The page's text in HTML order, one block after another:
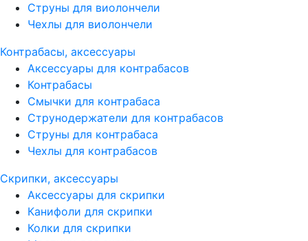
Струны для виолончели
Чехлы для виолончели
Контрабасы, аксессуары
Аксессуары для контрабасов
Контрабасы
Смычки для контрабаса
Струнодержатели для контрабасов
Струны для контрабаса
Чехлы для контрабасов
Скрипки, аксессуары
Аксессуары для скрипки
Канифоли для скрипки
Колки для скрипки